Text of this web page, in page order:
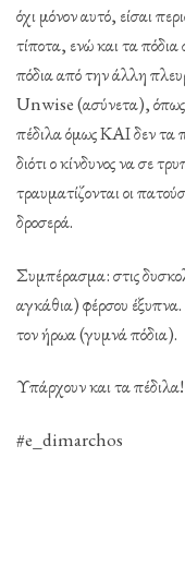
όχι μόνον αυτό, είσαι
τίποτα, ενώ και τα
πόδια από την άλλη
Unwise (ασύνετα),
πέδιλα όμως ΚΑΙ δεν τα
διότι ο κίνδυνος να σε
τραυματίζονται οι
δροσερά.
Συμπέρασμα: στις
αγκάθια) φέρσου
τον ήρωα (γυμνά πόδια).
Υπάρχουν και τα πέδιλα!
#e_dimarchos